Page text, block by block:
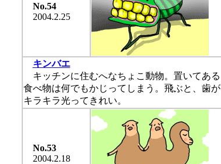
No.54
2004.2.25
キンバエ
キッチンに住むへなちょこ動物。置いてある
食べ物は何でもかじってしまう。飛ぶと、歯が
キラキラ光ってきれい。
No.53
2004.2.18